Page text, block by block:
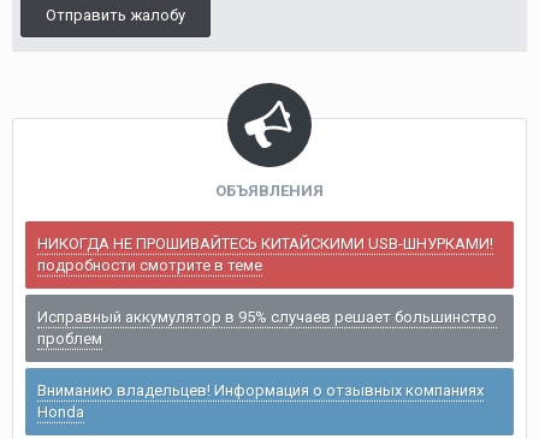
Отправить жалобу
ОБЪЯВЛЕНИЯ
НИКОГДА НЕ ПРОШИВАЙТЕСЬ КИТАЙСКИМИ USB-ШНУРКАМИ!
подробности смотрите в теме
Исправный аккумулятор в 95% случаев решает большинство
проблем
Вниманию владельцев! Информация о отзывных компаниях
Honda